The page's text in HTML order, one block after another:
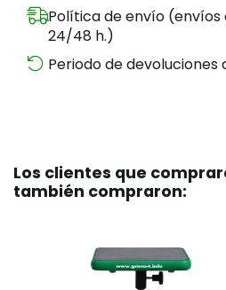
Política de envío (envíos
24/48 h.)
Periodo de devoluciones
Los clientes que
también compraron: